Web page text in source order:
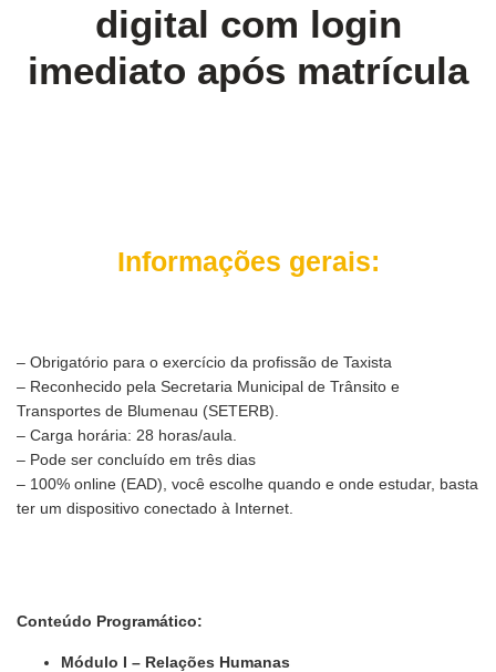
digital com login
imediato após matrícula
Informações gerais:
– Obrigatório para o exercício da profissão de Taxista
– Reconhecido pela Secretaria Municipal de Trânsito e
Transportes de Blumenau (SETERB).
– Carga horária: 28 horas/aula.
– Pode ser concluído em três dias
– 100% online (EAD), você escolhe quando e onde estudar, basta
ter um dispositivo conectado à Internet.
Conteúdo Programático:
Módulo I – Relações Humanas